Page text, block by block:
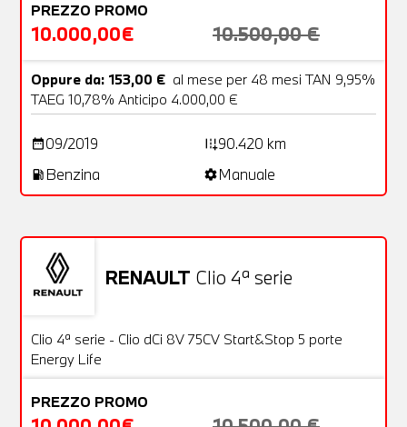
PREZZO PROMO
10.000,00€ 10.500,00 €
Oppure da: 153,00 € al mese per 48 mesi TAN 9,95%
TAEG 10,78% Anticipo 4.000,00 €
date_range09/2019 add_road90.420 km
local_gas_station Benzina settingsManuale
RENAULT Clio 4ª serie
OFFERTA
Usato
Clio 4ª serie - Clio dCi 8V 75CV Start&Stop 5 porte
Energy Life
PREZZO PROMO